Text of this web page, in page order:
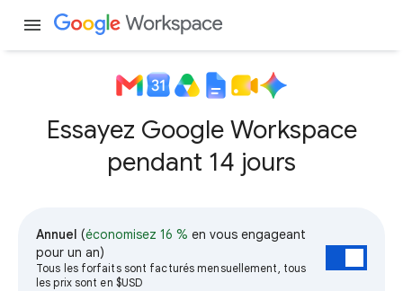
menu
Essayez Google Workspace
pendant 14 jours
Annuel (économisez 16 % en vous engageant
pour un an)
Tous les forfaits sont facturés mensuellement, tous
les prix sont en $USD